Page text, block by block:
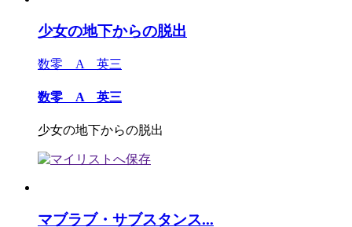
少女の地下からの脱出
数零 A 英三
数零 A 英三
少女の地下からの脱出
マブラブ・サブスタンス...